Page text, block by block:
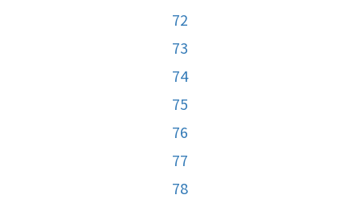
72
73
74
75
76
77
78